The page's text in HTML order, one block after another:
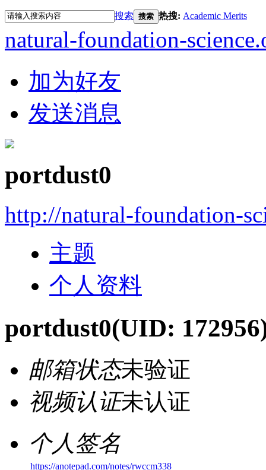
搜索 搜索 热搜: Academic Merits
natural-foundation-
加为好友
发送消息
portdust0
http://natural-foundation-
主题
个人资料
portdust0(UID:
邮箱状态未验证
视频认证未认证
个人签名
https://anotepad.com/notes/rwccm338